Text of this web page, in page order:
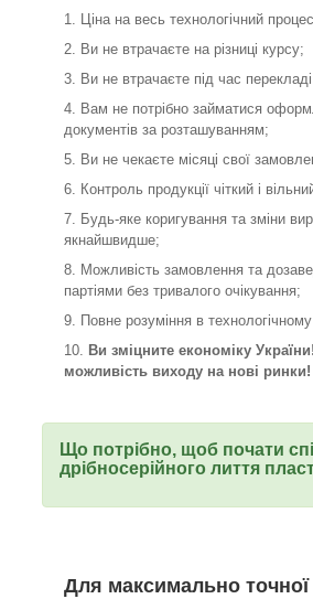
Ціна на весь технологічний
Ви не втрачаєте на різниці курсу;
Ви не втрачаєте під час
Вам не потрібно займатися
документів за розташуванням;
Ви не чекаєте місяці свої
Контроль продукції чіткий і
Будь-яке коригування та зміни
якнайшвидше;
Можливість замовлення та
партіями без тривалого очікування;
Повне розуміння в
Ви зміцните економіку
можливість виходу на нові ринки!
Що потрібно, щоб почати
дрібносерійного лиття
Для максимально точної